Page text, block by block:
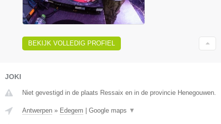
BEKIJK VOLLEDIG PROFIEL
JOKI
Niet gevestigd in de plaats Ressaix en in de provincie Henegouwen.
Antwerpen » Edegem Google maps ▼